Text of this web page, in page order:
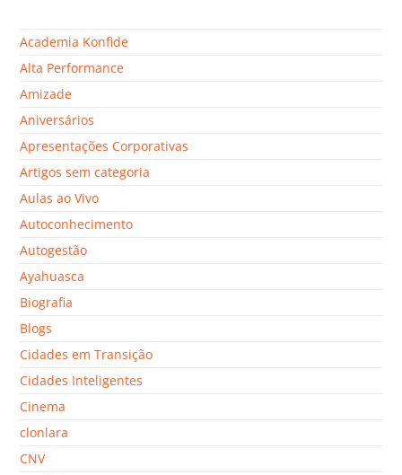
Academia Konfide
Alta Performance
Amizade
Aniversários
Apresentações Corporativas
Artigos sem categoria
Aulas ao Vivo
Autoconhecimento
Autogestão
Ayahuasca
Biografia
Blogs
Cidades em Transição
Cidades Inteligentes
Cinema
clonlara
CNV